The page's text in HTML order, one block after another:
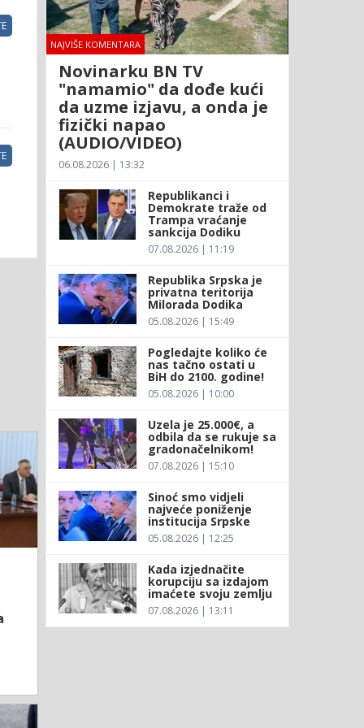
NAJVIŠE KOMENTARA
Novinarku BN TV
"namamio" da dođe kući
da uzme izjavu, a onda je
fizički napao
(AUDIO/VIDEO)
06.08.2026 | 13:32
Republikanci i
Demokrate traže od
Trampa vraćanje
sankcija Dodiku
07.08.2026 | 11:19
Republika Srpska je
privatna teritorija
Milorada Dodika
05.08.2026 | 15:49
Pogledajte koliko će
nas tačno ostati u
BiH do 2100. godine!
05.08.2026 | 10:00
Uzela je 25.000€, a
odbila da se rukuje sa
gradonačelnikom!
07.08.2026 | 15:10
Sinoć smo vidjeli
najveće poniženje
institucija Srpske
05.08.2026 | 12:25
Kada izjednačite
korupciju sa izdajom
imaćete svoju zemlju
07.08.2026 | 13:11